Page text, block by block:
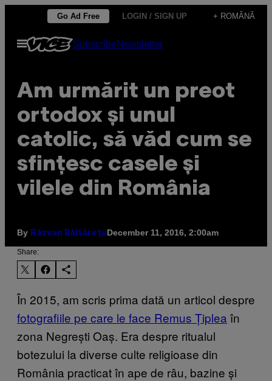
content
Go Ad Free LOGIN / SIGN UP + ROMÂNĂ
Open
Menu
SubscribeNewsletter
Am urmărit un preot
ortodox și unul
catolic, să văd cum se
sfințesc casele și
vilele din România
By Răzvan BăltărețuDecember 11, 2016, 2:00am
Share:
În 2015, am scris prima dată un articol despre
fotografiile pe care le face Remus Țiplea în
zona Negrești Oaș. Era despre ritualul
botezului la diverse culte religioase din
România practicat în ape de râu, bazine și